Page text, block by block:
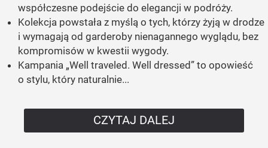
współczesne podejście do elegancji w podróży.
Kolekcja powstała z myślą o tych, którzy żyją w drodze
i wymagają od garderoby nienagannego wyglądu, bez
kompromisów w kwestii wygody.
Kampania „Well traveled. Well dressed” to opowieść
o stylu, który naturalnie...
CZYTAJ DALEJ